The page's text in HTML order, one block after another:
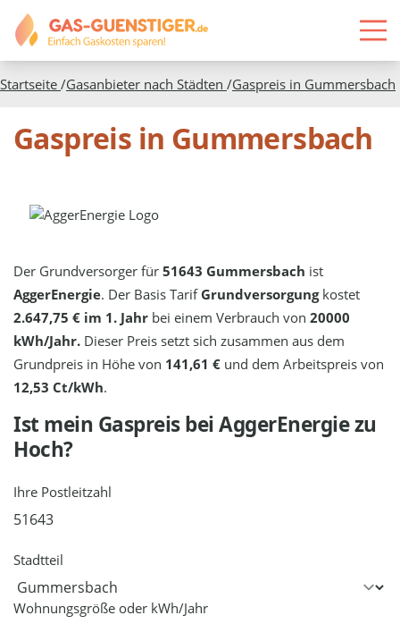
Startseite /Gasanbieter nach Städten /Gaspreis in Gummersbach
Gaspreis in Gummersbach
Der Grundversorger für51643 Gummersbach ist
AggerEnergie. Der Basis Tarif Grundversorgungkostet
2.647,75 € im 1. Jahr bei einem Verbrauch von20000
kWh/Jahr. Dieser Preis setzt sich zusammen aus dem
Grundpreis in Höhe von 141,61 € und dem Arbeitspreis von
12,53 Ct/kWh.
Ist mein Gaspreis beiAggerEnergiezu
Hoch?
Ihre Postleitzahl
Stadtteil
Wohnungsgröße oder kWh/Jahr